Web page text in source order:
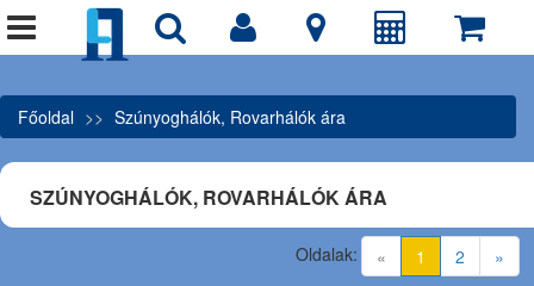
Főoldal Szúnyoghálók, Rovarhálók ára
SZÚNYOGHÁLÓK, ROVARHÁLÓK ÁRA
« 1 (current)
2 »
Oldalak: